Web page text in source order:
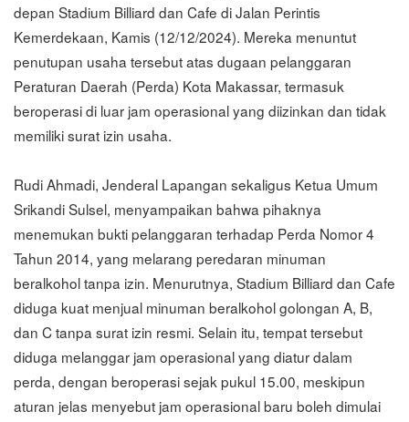
depan Stadium Billiard dan Cafe di Jalan Perintis
Kemerdekaan, Kamis (12/12/2024). Mereka menuntut
penutupan usaha tersebut atas dugaan pelanggaran
Peraturan Daerah (Perda) Kota Makassar, termasuk
beroperasi di luar jam operasional yang diizinkan dan tidak
memiliki surat izin usaha.
Rudi Ahmadi, Jenderal Lapangan sekaligus Ketua Umum
Srikandi Sulsel, menyampaikan bahwa pihaknya
menemukan bukti pelanggaran terhadap Perda Nomor 4
Tahun 2014, yang melarang peredaran minuman
beralkohol tanpa izin. Menurutnya, Stadium Billiard dan Cafe
diduga kuat menjual minuman beralkohol golongan A, B,
dan C tanpa surat izin resmi. Selain itu, tempat tersebut
diduga melanggar jam operasional yang diatur dalam
perda, dengan beroperasi sejak pukul 15.00, meskipun
aturan jelas menyebut jam operasional baru boleh dimulai